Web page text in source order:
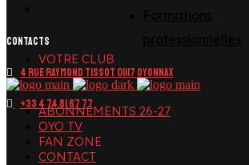
VOTRE CLUB
ABONNEMENTS 26-27
OYO TV
FAN ZONE
CONTACT
CONTACTS
4 Rue Raymond Tissot 01117 OYONNAX
+33 4 74 81 67 77